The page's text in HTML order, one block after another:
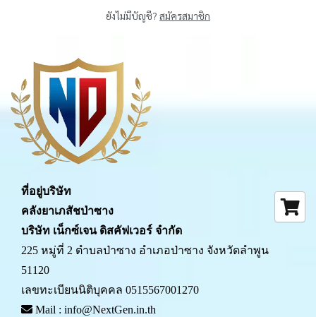
ยังไม่มีบัญชี? สมัครสมาชิก
ที่อยู่บริษัท
คลังยาเภสัชป่าซาง
บริษัท เน็กซ์เจน ดิสคัฟเวอร์ จำกัด
225 หมู่ที่ 2 ตำบลป่าซาง อำเภอป่าซาง จังหวัดลำพูน
51120
เลขทะเบียนนิติบุคคล 0515567001270
Mail : info@NextGen.in.th